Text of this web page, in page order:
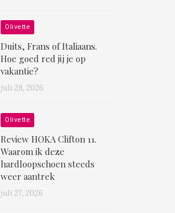
Olivette
Duits, Frans of Italiaans.
Hoe goed red jij je op
vakantie?
juli 28, 2026
Olivette
Review HOKA Clifton 11.
Waarom ik deze
hardloopschoen steeds
weer aantrek
juli 27, 2026